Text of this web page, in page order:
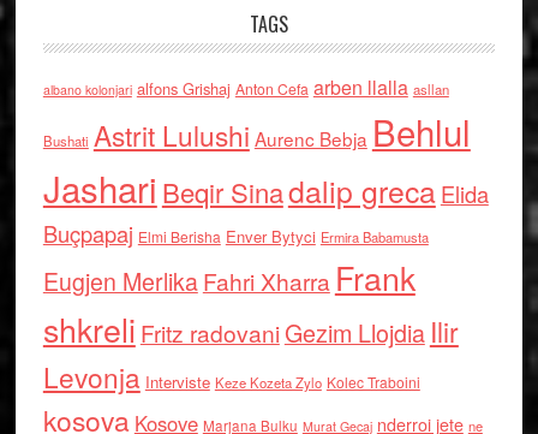
TAGS
albano kolonjari alfons Grishaj Anton Cefa arben llalla asllan
Bushati Astrit Lulushi Aurenc Bebja Behlul
Jashari Beqir Sinadalip grecaElida
Buçpapaj Elmi Berisha Enver Bytyci Ermira Babamusta
Eugjen MerlikaFahri Xharra Frank
shkreli Fritz radovaniGezim Llojdia Ilir
Levonja Interviste Keze Kozeta Zylo Kolec Traboini
kosova Kosove Marjana Bulku Murat Gecaj nderroi jete ne